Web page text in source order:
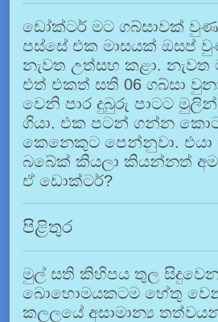
ඩෝක්ටර් මට ගබ්සාවක්
පස්සේ එක මාසයක් ඔසප්
නැවත උත්සහ කළා. නැවත
එත් එකත් සති 06 ගබ්සා
වෙනි පාර දුබුරු පාටට
ගියා. එක පටන් ගන්න
කෙනෙකුට පෙන්නුවා. එයා
බබේක් කියලා කියන්නත්
ඒ ඩොක්ටර්?
පිළිතුර
මුල් සති කිහිපය තුල
බොහොමයකටම හේතු
කලලයේ අසාමාන්‍ය